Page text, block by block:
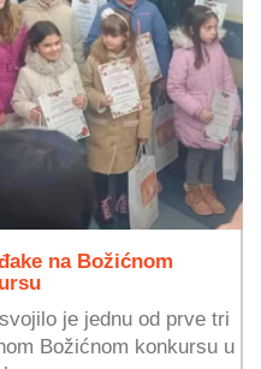
na Božićnom
je jednu od prve tri
Božićnom konkursu u